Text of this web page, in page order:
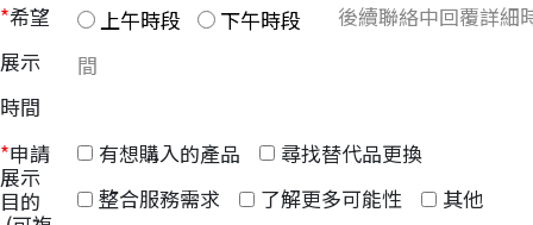
*希望
展示
時間
上午時段 下午時段
後續聯絡中回覆詳細
間
*申請
展示
目的
有想購入的產品
尋找替代品更換
整合服務需求
了解更多可能性 其他